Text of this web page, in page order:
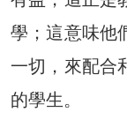
學；這意味他
一切，來配合
的學生。